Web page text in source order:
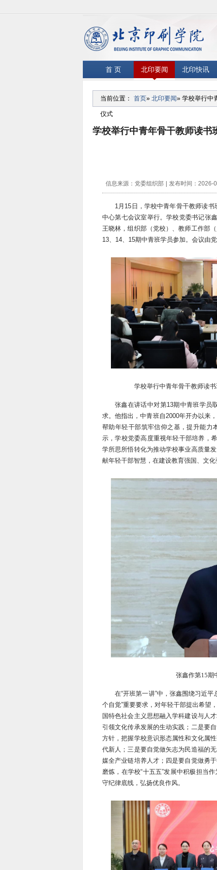
首 页 北印要闻 北印快讯
当前位置： 首页» 北印要闻» 学校举行中
仪式
学校举行中青年骨干教师读书
信息来源：党委组织部 发布时间：2026-
1月15日，学校中青年骨干教师读
中心第七会议室举行。学校党委书记张
王晓林，组织部（党校）、教师工作部
13、14、15期中青班学员参加。会议由
学校举行中青年骨干教师读
张鑫在讲话中对第13期中青班学员
求。他指出，中青班自2000年开办以来
帮助年轻干部筑牢信仰之基，提升能力
示，学校党委高度重视年轻干部培养，
学所思所悟转化为推动学校事业高质量
献年轻干部智慧，在建设教育强国、文
张鑫作第15期
在“开班第一讲”中，张鑫围绕习近
个自觉”重要要求，对年轻干部提出希望
国特色社会主义思想融入学科建设与人
引领文化传承发展的生动实践；二是要
方针，把握学校意识形态属性和文化属
代新人；三是要自觉做矢志为民造福的
媒全产业链培养人才；四是要自觉做勇
磨炼，在学校“十五五”发展中积极担当
守纪律底线，弘扬优良作风。